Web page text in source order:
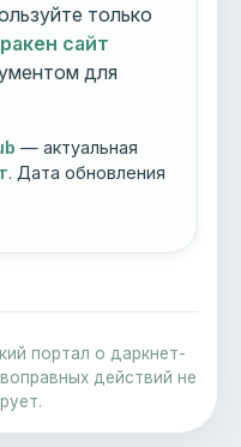
только
сайт
для
— актуальная
. Дата обновления
портал о даркнет-
действий не